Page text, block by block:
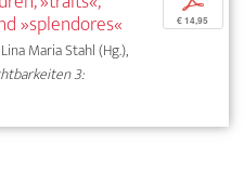
»splendores«
Maria Stahl (Hg.),
3:
€ 14,95